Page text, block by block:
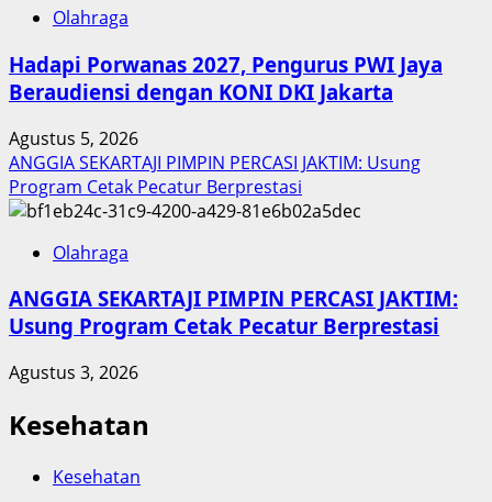
Olahraga
Hadapi Porwanas 2027, Pengurus PWI Jaya
Beraudiensi dengan KONI DKI Jakarta
Agustus 5, 2026
ANGGIA SEKARTAJI PIMPIN PERCASI JAKTIM: Usung
Program Cetak Pecatur Berprestasi
Olahraga
ANGGIA SEKARTAJI PIMPIN PERCASI JAKTIM:
Usung Program Cetak Pecatur Berprestasi
Agustus 3, 2026
Kesehatan
Kesehatan